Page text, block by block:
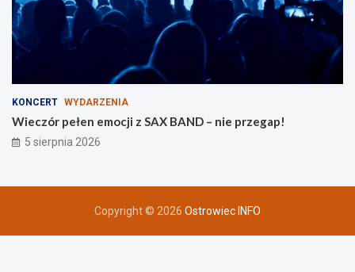
KONCERT WYDARZENIA
Wieczór pełen emocji z SAX BAND – nie przegap!
5 sierpnia 2026
Copyright © 2026 Ostrowiec INFO